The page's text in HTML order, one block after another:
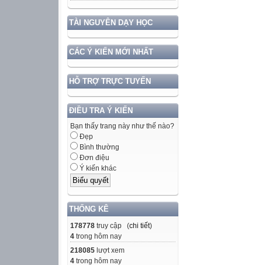
TÀI NGUYÊN DẠY HỌC
CÁC Ý KIẾN MỚI NHẤT
HỖ TRỢ TRỰC TUYẾN
ĐIỀU TRA Ý KIẾN
Bạn thấy trang này như thế nào?
Đẹp
Bình thường
Đơn điệu
Ý kiến khác
THỐNG KÊ
178778 truy cập (chi tiết)
4 trong hôm nay
218085 lượt xem
4 trong hôm nay